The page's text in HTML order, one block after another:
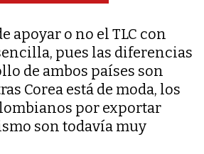
apoyar o no el TLC con
pues las diferencias
de ambos países son
Corea está de moda, los
por exportar
son todavía muy